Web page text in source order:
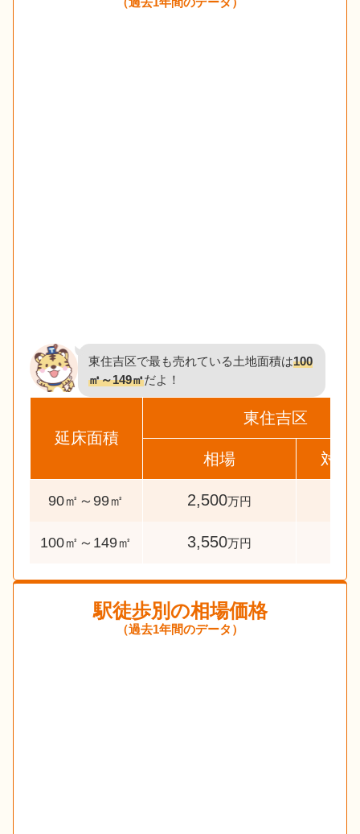
東住吉区で最も売れている土地面積は100
㎡～149㎡だよ！
延床面積
東住吉区
相場 対象
90㎡～99㎡ 2,500万円
100㎡～149㎡ 3,550万円
駅徒歩別の相場価格
（過去1年間のデータ）